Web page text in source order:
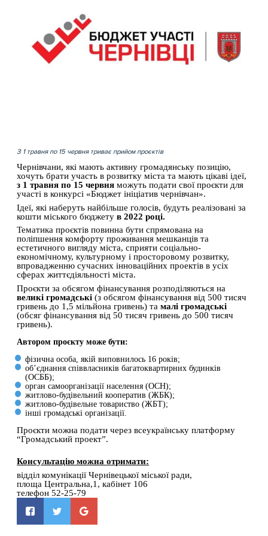
З 1 травня по 15 червня триває прийом проєктів
Чернівчани, які мають активну громадянську позицію,
з 1 травня по 15 червня можуть подати свої проєкти для
участі в конкурсі «Бюджет ініціатив чернівчан».
Ідеї, які наберуть найбільше голосів, будуть реалізовані за
кошти міського бюджету в 2022 році.
Тематика проєктів повинна бути спрямована на
поліпшення комфорту проживання мешканців та
естетичного вигляду міста, сприяти соціально-
економічному, культурному і просторовому розвитку,
впровадженню сучасних інноваційних проектів в усіх
сферах життєдіяльності міста.
великі громадські (з обсягом фінансування від 500 тисяч
гривень до 1,5 мільйона гривень) та малі громадські
(обсяг фінансування від 50 тисяч гривень до 500 тисяч
гривень).
Автором проєкту може бути:
фізична особа, якій виповнилось 16 років;
об’єднання співвласників багатоквартирних будинків
(ОСББ);
орган самоорганізації населення (ОСН);
житлово-будівельний кооператив (ЖБК);
житлово-будівельне товариство (ЖБТ);
інші громадські організації.
Проєкти можна подати через всеукраїнську платформу
“Громадський проект”.
Консультацію можна отримати:
відділ комунікації Чернівецької міської ради,
площа Центральна,1, кабінет 106
телефон 52-25-79